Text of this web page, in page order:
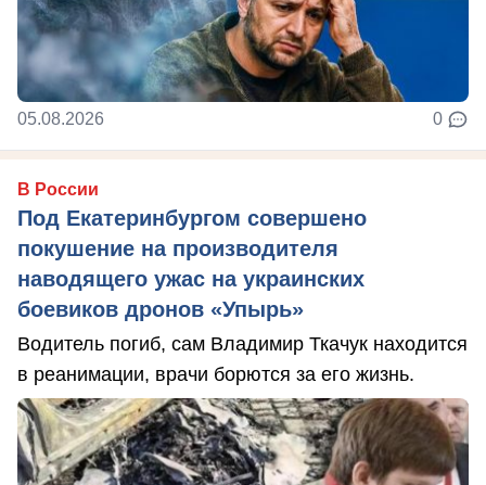
05.08.2026 0
В России
Под Екатеринбургом совершено
покушение на производителя
наводящего ужас на украинских
боевиков дронов «Упырь»
Водитель погиб, сам Владимир Ткачук находится
в реанимации, врачи борются за его жизнь.